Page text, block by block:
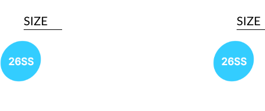
SIZE SIZE